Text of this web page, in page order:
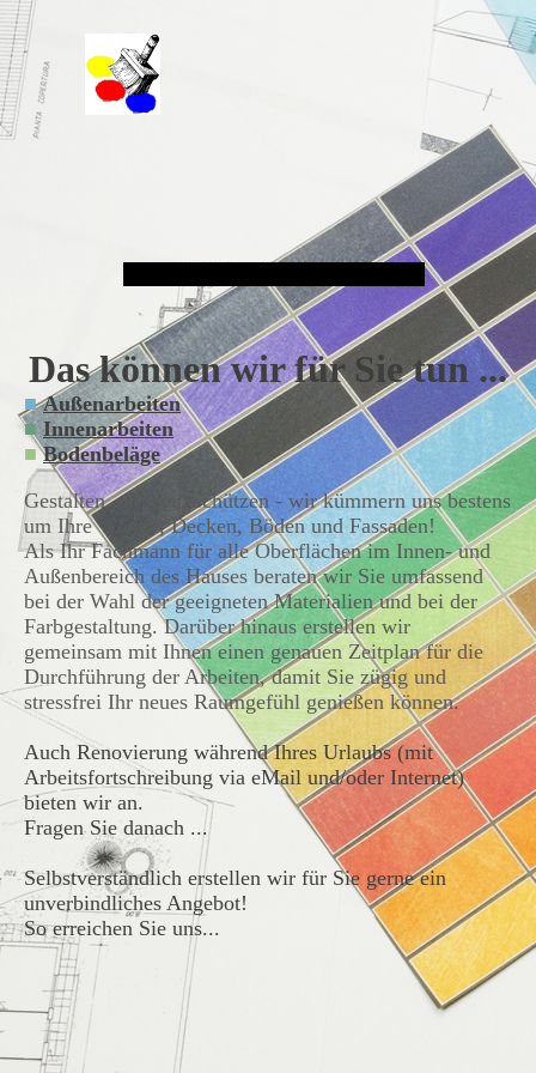
Das können wir für Sie tun ...
■ Außenarbeiten
■ Innenarbeiten
■ Bodenbeläge
Gestalten, pflegen, schützen - wir kümmern uns bestens
um Ihre Wände, Decken, Böden und Fassaden!
Als Ihr Fachmann für alle Oberflächen im Innen- und
Außenbereich des Hauses beraten wir Sie umfassend
bei der Wahl der geeigneten Materialien und bei der
Farbgestaltung. Darüber hinaus erstellen wir
gemeinsam mit Ihnen einen genauen Zeitplan für die
Durchführung der Arbeiten, damit Sie zügig und
stressfrei Ihr neues Raumgefühl genießen können.
Auch Renovierung während Ihres Urlaubs (mit
Arbeitsfortschreibung via eMail und/oder Internet)
bieten wir an.
Fragen Sie danach ...
Selbstverständlich erstellen wir für Sie gerne ein
unverbindliches Angebot!
So erreichen Sie uns. ..